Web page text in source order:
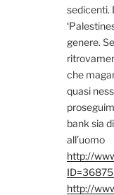
sedicenti.
genere.
che
quasi
bank sia
all’uomo
http://
http://